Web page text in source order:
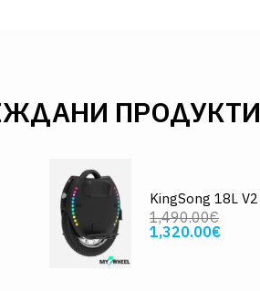
ПРОДУКТИ
KingSong 18L V2
1,490.00€
1,320.00€